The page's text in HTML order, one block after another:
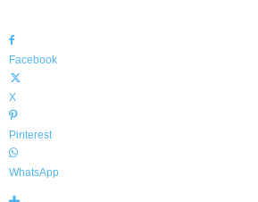
Facebook
X
Pinterest
WhatsApp